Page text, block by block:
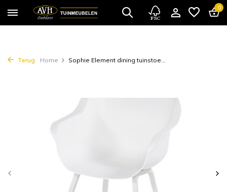
0
Terug Home Sophie Element dining tuinstoe...